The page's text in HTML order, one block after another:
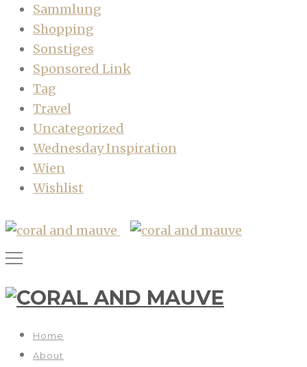
Sammlung
Shopping
Sonstiges
Sponsored Link
Tag
Travel
Uncategorized
Wednesday Inspiration
Wien
Wishlist
Home
About